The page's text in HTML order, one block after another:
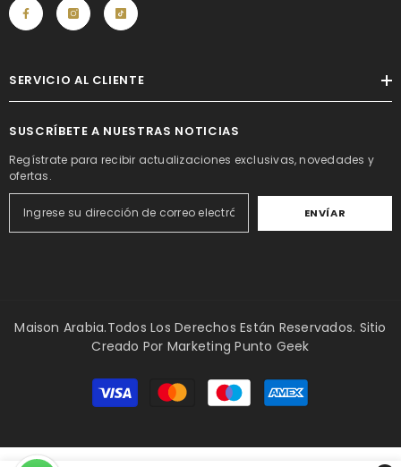
SERVICIO AL CLIENTE
SUSCRÍBETE A NUESTRAS NOTICIAS
Regístrate para recibir actualizaciones exclusivas, novedades y
ofertas.
ENVÍAR
Maison Arabia.Todos Los Derechos Están Reservados. Sitio
Creado Por Marketing Punto Geek
Métodos